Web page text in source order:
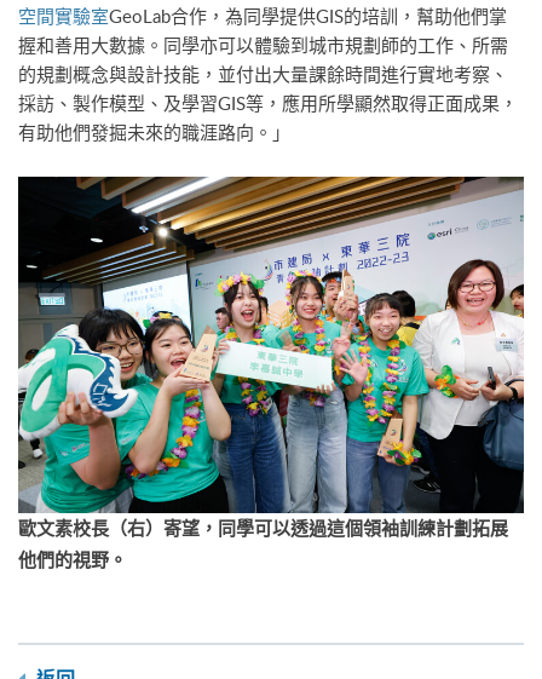
空間實驗室GeoLab合作，為同學提供GIS的培訓，幫助他們掌
握和善用大數據。同學亦可以體驗到城市規劃師的工作、所需
的規劃概念與設計技能，並付出大量課餘時間進行實地考察、
採訪、製作模型、及學習GIS等，應用所學顯然取得正面成果，
有助他們發掘未來的職涯路向。」
歐文素校長（右）寄望，同學可以透過這個領袖訓練計劃拓展
他們的視野。